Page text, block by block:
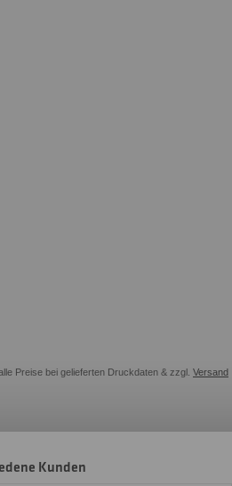
Preise bei gelieferten Druckdaten & zzgl. Versand
Kunden